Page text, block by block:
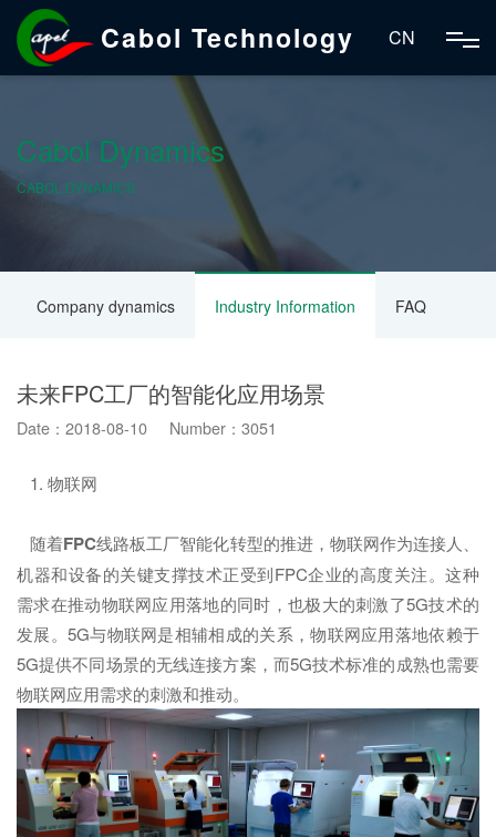
Cabol Technology CN
Cabol Dynamics
CABOL DYNAMICS
Company dynamics Industry Information FAQ
未来FPC工厂的智能化应用场景
Date：2018-08-10 Number：3051
1. 物联网
随着FPC线路板工厂智能化转型的推进，物联网作为连接人、
机器和设备的关键支撑技术正受到FPC企业的高度关注。这种
需求在推动物联网应用落地的同时，也极大的刺激了5G技术的
发展。5G与物联网是相辅相成的关系，物联网应用落地依赖于
5G提供不同场景的无线连接方案，而5G技术标准的成熟也需要
物联网应用需求的刺激和推动。